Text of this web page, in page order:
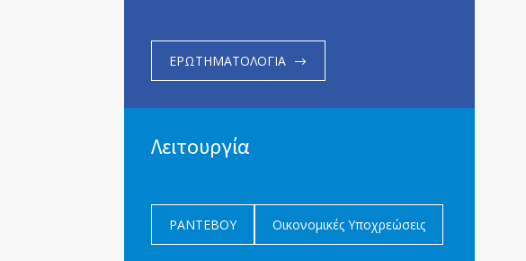
ΕΡΩΤΗΜΑΤΟΛΟΓΙΑ
Λειτουργία
ΡΑΝΤΕΒΟΥ Οικονομικές Υποχρεώσεις